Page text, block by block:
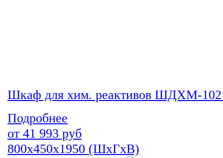
Шкаф для хим. реактивов ШДХМ-102
Подробнее
от 41 993 руб
800х450х1950 (ШхГхВ)